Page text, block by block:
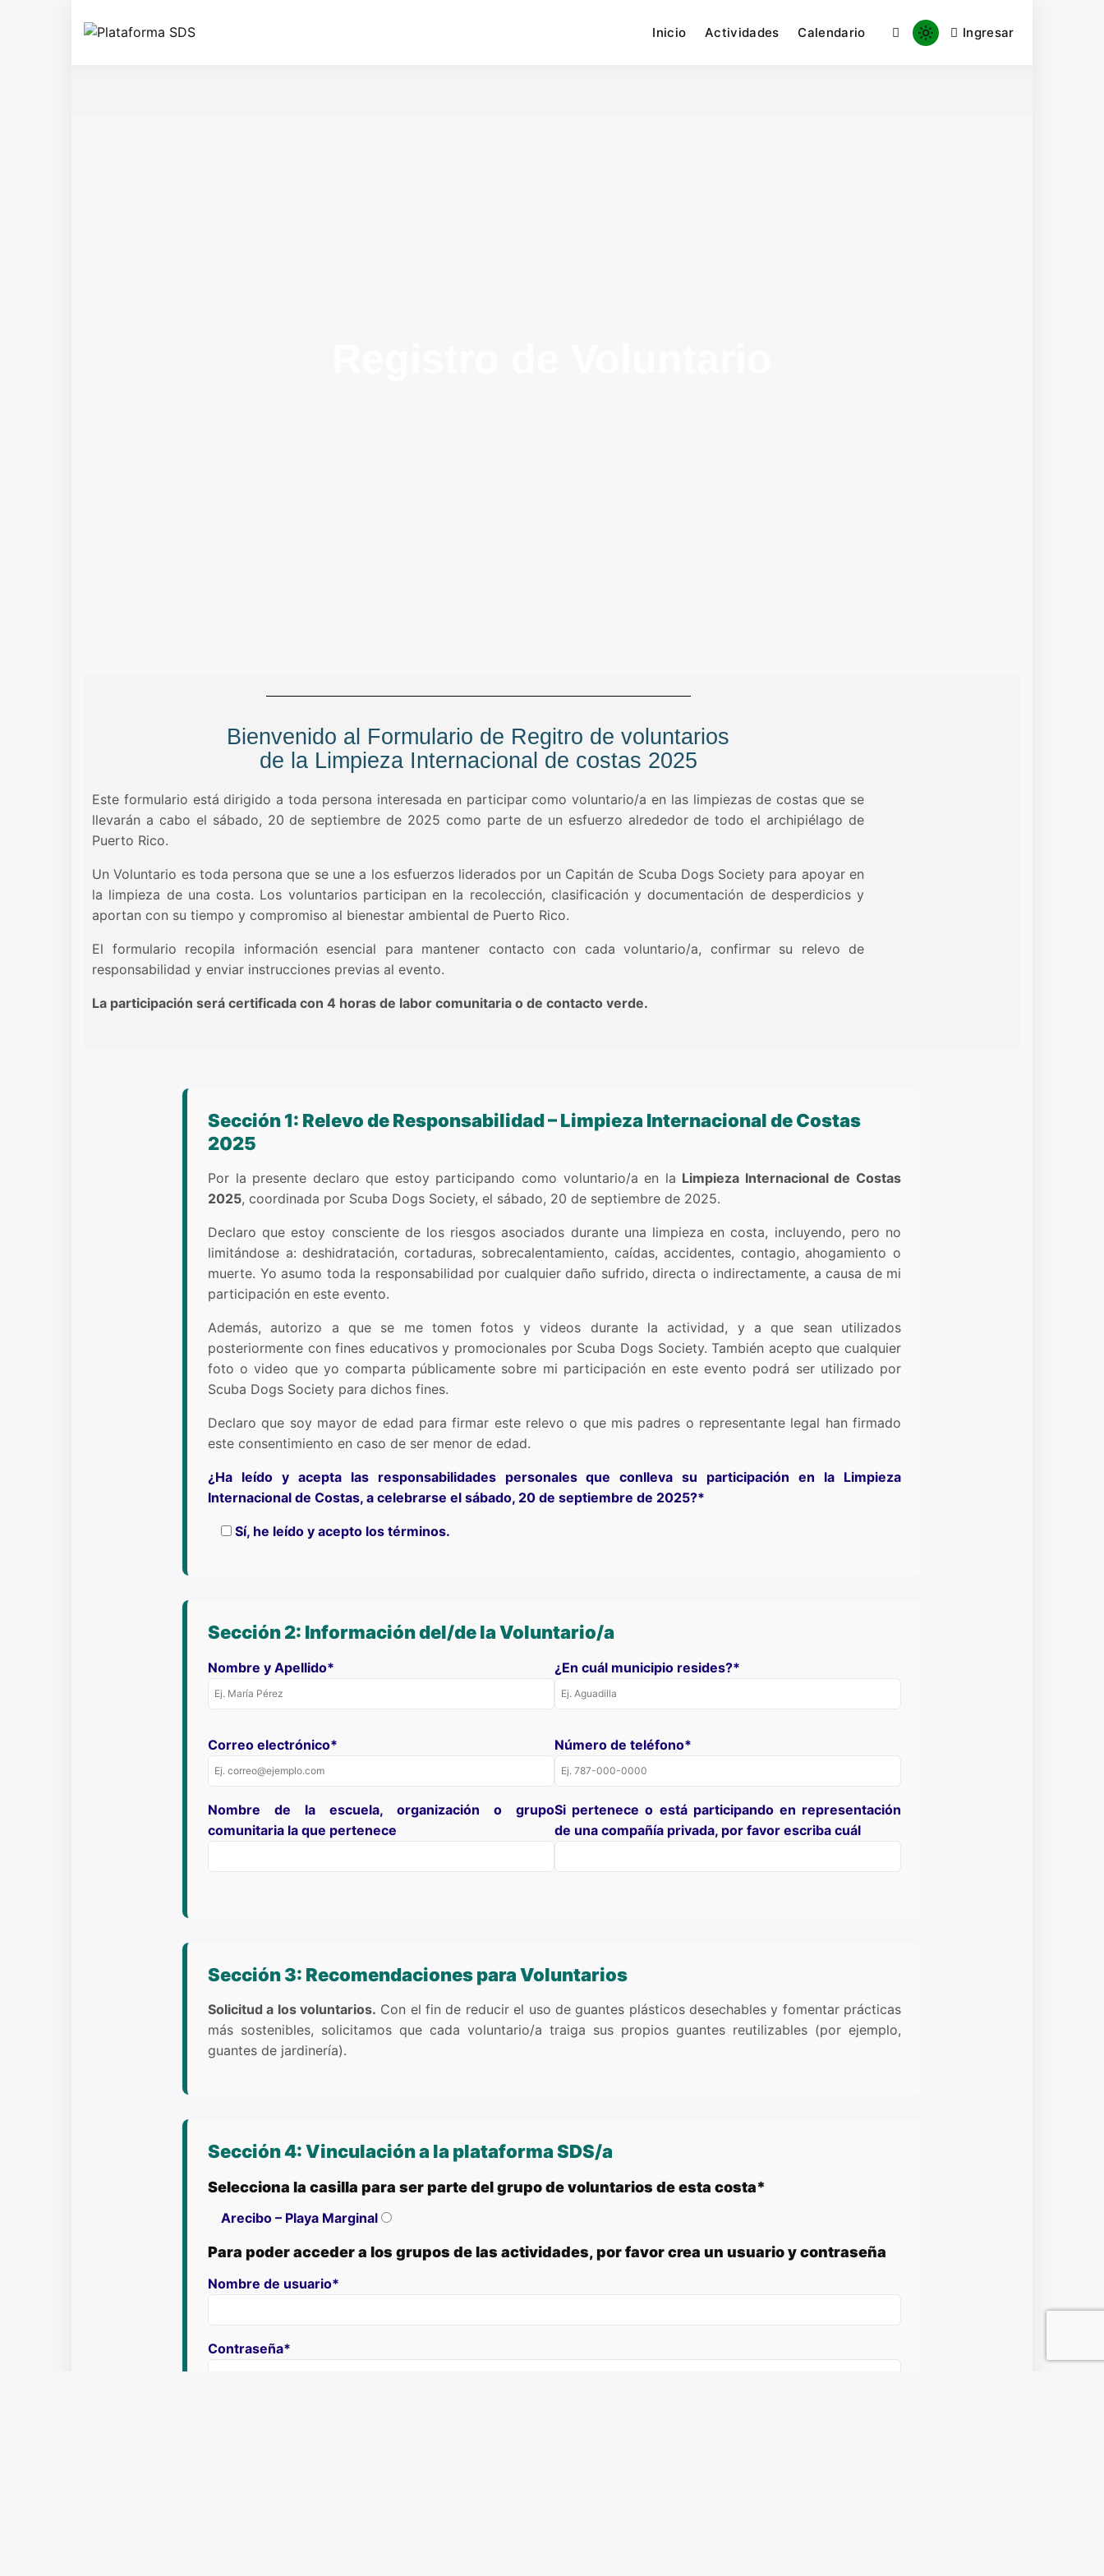
Inicio Actividades Calendario Ingresar
Bienvenido al Formulario de Regitro de voluntarios
de la Limpieza Internacional de costas 2025
Este formulario está dirigido a toda persona interesada en participar como voluntario/a en las limpiezas de costas que se
llevarán a cabo el sábado, 20 de septiembre de 2025 como parte de un esfuerzo alrededor de todo el archipiélago de
Puerto Rico.
Un Voluntario es toda persona que se une a los esfuerzos liderados por un Capitán de Scuba Dogs Society para apoyar en
la limpieza de una costa. Los voluntarios participan en la recolección, clasificación y documentación de desperdicios y
aportan con su tiempo y compromiso al bienestar ambiental de Puerto Rico.
El formulario recopila información esencial para mantener contacto con cada voluntario/a, confirmar su relevo de
responsabilidad y enviar instrucciones previas al evento.
La participación será certificada con 4 horas de labor comunitaria o de contacto verde.
Sección 1: Relevo de Responsabilidad – Limpieza Internacional de Costas
2025
Por la presente declaro que estoy participando como voluntario/a en la Limpieza Internacional de Costas
2025, coordinada por Scuba Dogs Society, el sábado, 20 de septiembre de 2025.
Declaro que estoy consciente de los riesgos asociados durante una limpieza en costa, incluyendo, pero no
limitándose a: deshidratación, cortaduras, sobrecalentamiento, caídas, accidentes, contagio, ahogamiento o
muerte. Yo asumo toda la responsabilidad por cualquier daño sufrido, directa o indirectamente, a causa de mi
participación en este evento.
Además, autorizo a que se me tomen fotos y videos durante la actividad, y a que sean utilizados
posteriormente con fines educativos y promocionales por Scuba Dogs Society. También acepto que cualquier
foto o video que yo comparta públicamente sobre mi participación en este evento podrá ser utilizado por
Scuba Dogs Society para dichos fines.
Declaro que soy mayor de edad para firmar este relevo o que mis padres o representante legal han firmado
este consentimiento en caso de ser menor de edad.
¿Ha leído y acepta las responsabilidades personales que conlleva su participación en la Limpieza
Internacional de Costas, a celebrarse el sábado, 20 de septiembre de 2025?*
Sí, he leído y acepto los términos.
Sección 2: Información del/de la Voluntario/a
Nombre y Apellido* ¿En cuál municipio resides?*
Correo electrónico* Número de teléfono*
Nombre de la escuela, organización o grupo
comunitaria la que pertenece
Si pertenece o está participando en representación
de una compañía privada, por favor escriba cuál
Sección 3: Recomendaciones para Voluntarios
Solicitud a los voluntarios. Con el fin de reducir el uso de guantes plásticos desechables y fomentar prácticas
más sostenibles, solicitamos que cada voluntario/a traiga sus propios guantes reutilizables (por ejemplo,
guantes de jardinería).
Sección 4: Vinculación a la plataforma SDS/a
Selecciona la casilla para ser parte del grupo de voluntarios de esta costa*
Arecibo – Playa Marginal
Para poder acceder a los grupos de las actividades, por favor crea un usuario y contraseña
Nombre de usuario*
Contraseña*